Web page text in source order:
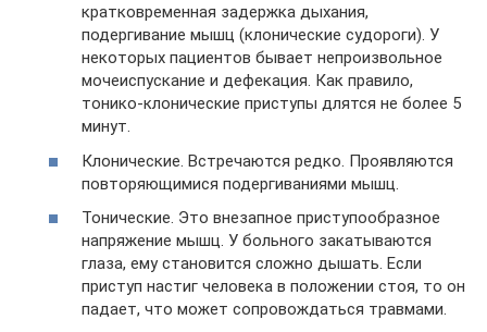
кратковременная задержка дыхания,
подергивание мышц (клонические судороги). У
некоторых пациентов бывает непроизвольное
мочеиспускание и дефекация. Как правило,
тонико-клонические приступы длятся не более 5
минут.
Клонические. Встречаются редко. Проявляются
повторяющимися подергиваниями мышц.
Тонические. Это внезапное приступообразное
напряжение мышц. У больного закатываются
глаза, ему становится сложно дышать. Если
приступ настиг человека в положении стоя, то он
падает, что может сопровождаться травмами.